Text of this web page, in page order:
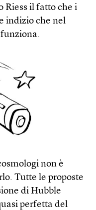
Riess il fatto che i
indizio che nel
non è
Tutte le proposte
di Hubble
perfetta del